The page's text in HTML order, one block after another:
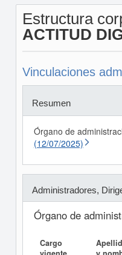
Estructura
ACTITUD
Vinculaciones
Resumen
Órgano de
(12/07/2025)
Administradores,
Órgano de
Cargo